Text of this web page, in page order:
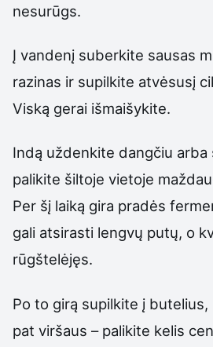
nesurūgs.
Į vandenį suberkite sausas
razinas ir supilkite atvėsusį
Viską gerai išmaišykite.
Indą uždenkite dangčiu arba
palikite šiltoje vietoje
Per šį laiką gira pradės
gali atsirasti lengvų putų, o
rūgštelėjęs.
Po to girą supilkite į
pat viršaus – palikite kelis